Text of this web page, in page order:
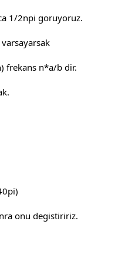
1/2npi goruyoruz.
frekans n*a/b dir.
onu degistiririz.